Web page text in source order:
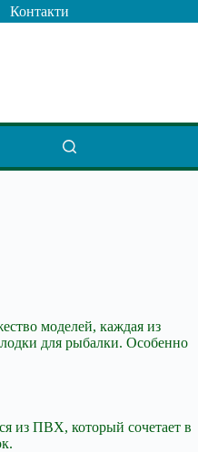
Контакти
моделей, каждая из
для рыбалки. Особенно
из ПВХ, который сочетает в